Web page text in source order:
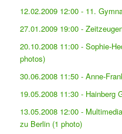
12.02.2009 12:00 - 11.
27.01.2009 19:00 -
20.10.2008 11:00 - Sophie-
photos)
30.06.2008 11:50 - Anne-
19.05.2008 11:30 - Hainberg
13.05.2008 12:00 -
zu Berlin (1 photo)